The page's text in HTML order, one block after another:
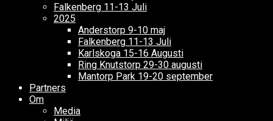
Falkenberg 11-13 Juli
2025
Anderstorp 9-10 maj
Falkenberg 11-13 Juli
Karlskoga 15-16 Augusti
Ring Knutstorp 29-30 augusti
Mantorp Park 19-20 september
Partners
Om
Media